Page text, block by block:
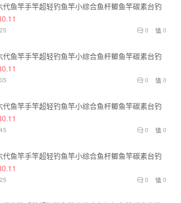
代鱼竿手竿超轻钓鱼竿小综合鱼杆鲫鱼竿碳素台钓
0
0
代鱼竿手竿超轻钓鱼竿小综合鱼杆鲫鱼竿碳素台钓
0
0
代鱼竿手竿超轻钓鱼竿小综合鱼杆鲫鱼竿碳素台钓
0
0
代鱼竿手竿超轻钓鱼竿小综合鱼杆鲫鱼竿碳素台钓
0
0